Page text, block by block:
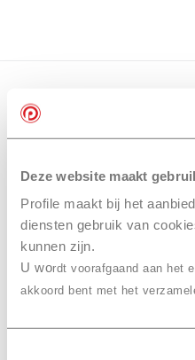
Deze website maakt
Profile maakt bij het
diensten gebruik van
kunnen zijn.
U wordt voorafgaand aan het
akkoord bent met het